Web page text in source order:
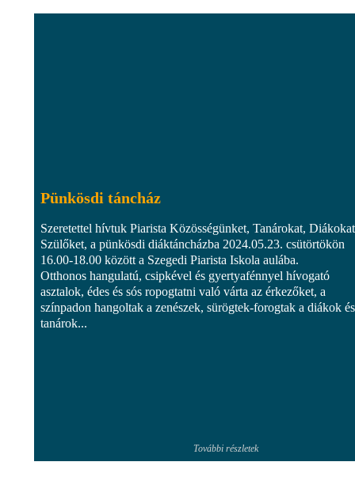
Pünkösdi táncház
Szeretettel hívtuk Piarista Közösségünket, Tanárokat,
Szülőket, a pünkösdi diáktáncházba 2024.05.23. csütörtökön
16.00-18.00 között a Szegedi Piarista Iskola aulába.
Otthonos hangulatú, csipkével és gyertyafénnyel hívogató
asztalok, édes és sós ropogtatni való várta az érkezőket, a
színpadon hangoltak a zenészek, sürögtek-forogtak a diákok és
tanárok...
További részletek